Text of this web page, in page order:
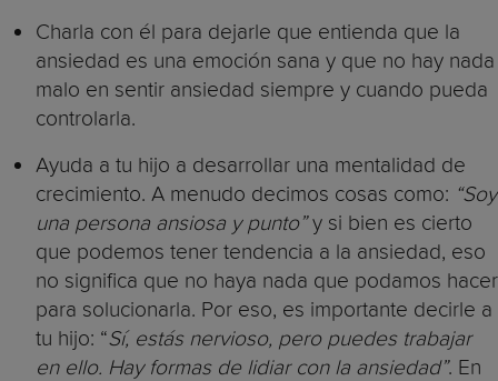
Charla con él para dejarle que entienda que la
ansiedad es una emoción sana y que no hay nada
malo en sentir ansiedad siempre y cuando pueda
controlarla.
Ayuda a tu hijo a desarrollar una mentalidad de
crecimiento. A menudo decimos cosas como: “Soy
una persona ansiosa y punto”y si bien es cierto
que podemos tener tendencia a la ansiedad, eso
no significa que no haya nada que podamos hacer
para solucionarla. Por eso, es importante decirle a
tu hijo: “Sí, estás nervioso, pero puedes trabajar
en ello. Hay formas de lidiar con la ansiedad”. En